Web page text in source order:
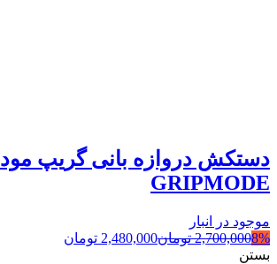
دستکش دروازه بانی گریپ مود
GRIPMODE
موجود در انبار
8%
2,700,000 تومان2,480,000 تومان
بستن